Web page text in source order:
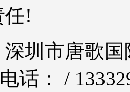
!
圳市唐歌
话： /